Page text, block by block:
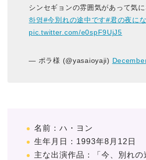
シンセギョンの雰囲気があって気
하영#今別れの途中です#君の夜に
pic.twitter.com/e0spF9UjJ5
— ポラ様 (@yasaioyaji)
名前：ハ・ヨン
生年月日：1993年8月12日
主な出演作品：「今、別れの